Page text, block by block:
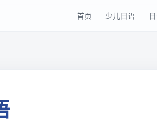
首页 少儿日语